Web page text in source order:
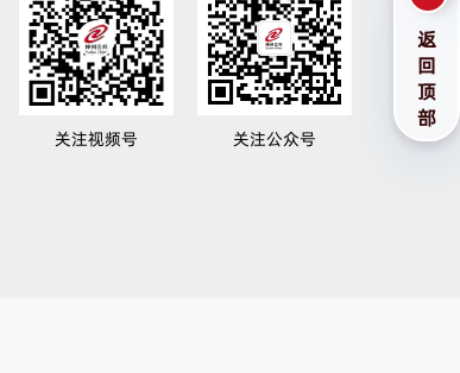
关注视频号 关注公众号
返
回
顶
部